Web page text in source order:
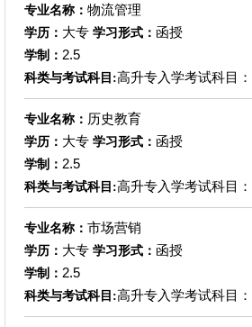
专业名称： 物流管理
学历： 大专 学习形式： 函授
学制： 2.5
科类与考试科目:高升专入学考试科目
专业名称： 历史教育
学历： 大专 学习形式： 函授
学制： 2.5
科类与考试科目:高升专入学考试科目
专业名称： 市场营销
学历： 大专 学习形式： 函授
学制： 2.5
科类与考试科目:高升专入学考试科目